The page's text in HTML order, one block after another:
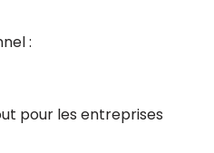
:
pour les entreprises